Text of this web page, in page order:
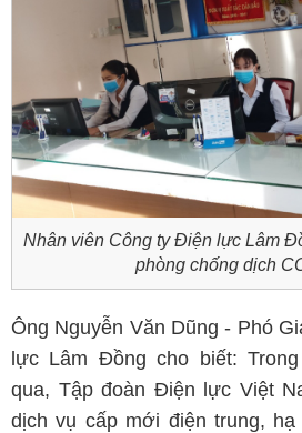
Nhân viên Công ty Điện lực Lâm
phòng chống dịch
Ông Nguyễn Văn Dũng - Phó
lực Lâm Đồng cho biết:
qua, Tập đoàn Điện lực Việt
dịch vụ cấp mới điện trung,